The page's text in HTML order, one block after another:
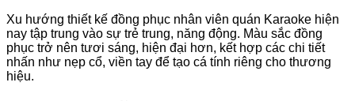
Xu hướng thiết kế đồng phục nhân viên quán Karaoke hiện
nay tập trung vào sự trẻ trung, năng động. Màu sắc đồng
phục trở nên tươi sáng, hiện đại hơn, kết hợp các chi tiết
nhấn như nẹp cổ, viền tay để tạo cá tính riêng cho thương
hiệu.